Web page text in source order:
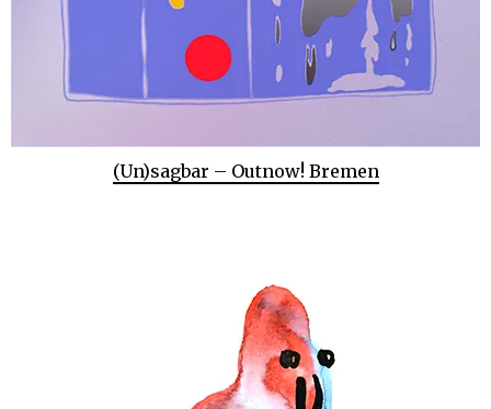
(Un)sagbar – Outnow! Bremen